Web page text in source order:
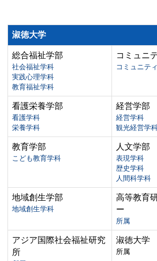
淑徳大学
総合福祉学部
社会福祉学科
実践心理学科
教育福祉学科
コミュニ
コミュニテ
看護栄養学部
看護学科
栄養学科
経営学部
経営学科
観光経営学
教育学部
こども教育学科
人文学部
表現学科
歴史学科
人間科学科
地域創生学部
地域創生学科
高等教育
ー
所属
アジア国際社会福祉研究
所
淑徳大学
所属